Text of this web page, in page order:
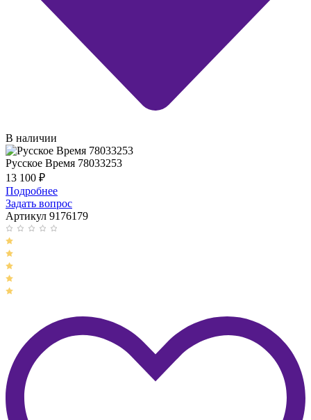
В наличии
Русское Время 78033253
13 100 ₽
Подробнее
Задать вопрос
Артикул 9176179